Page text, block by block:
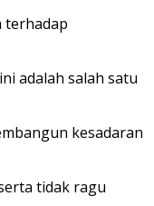
terhadap
adalah salah satu
kesadaran
tidak ragu